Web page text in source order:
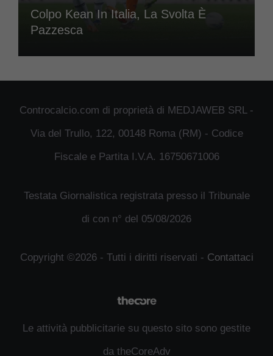
Colpo Kean In Italia, La Svolta È
Pazzesca
Controcalcio.com di proprietà di MEDJAWEB SRL -
Via del Trullo, 122, 00148 Roma (RM) - Codice
Fiscale e Partita I.V.A. 16750671006
Testata Giornalistica registrata presso il Tribunale
di con n° del 05/08/2026
Copyright ©2026 - Tutti i diritti riservati - Contattaci
Le attività pubblicitarie su questo sito sono gestite
da theCoreAdv